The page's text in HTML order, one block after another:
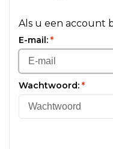
Als u een account
E-mail: *
Wachtwoord: *